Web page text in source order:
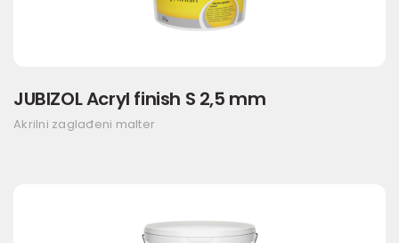
JUBIZOL Acryl finish S 2,5 mm
Akrilni zaglađeni malter